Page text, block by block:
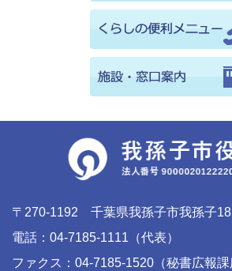
〒270-1192 千葉県我孫子市我孫子
電話：04-7185-1111（代表）
ファクス：04-7185-1520（秘書広報課